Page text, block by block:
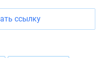
ссылку